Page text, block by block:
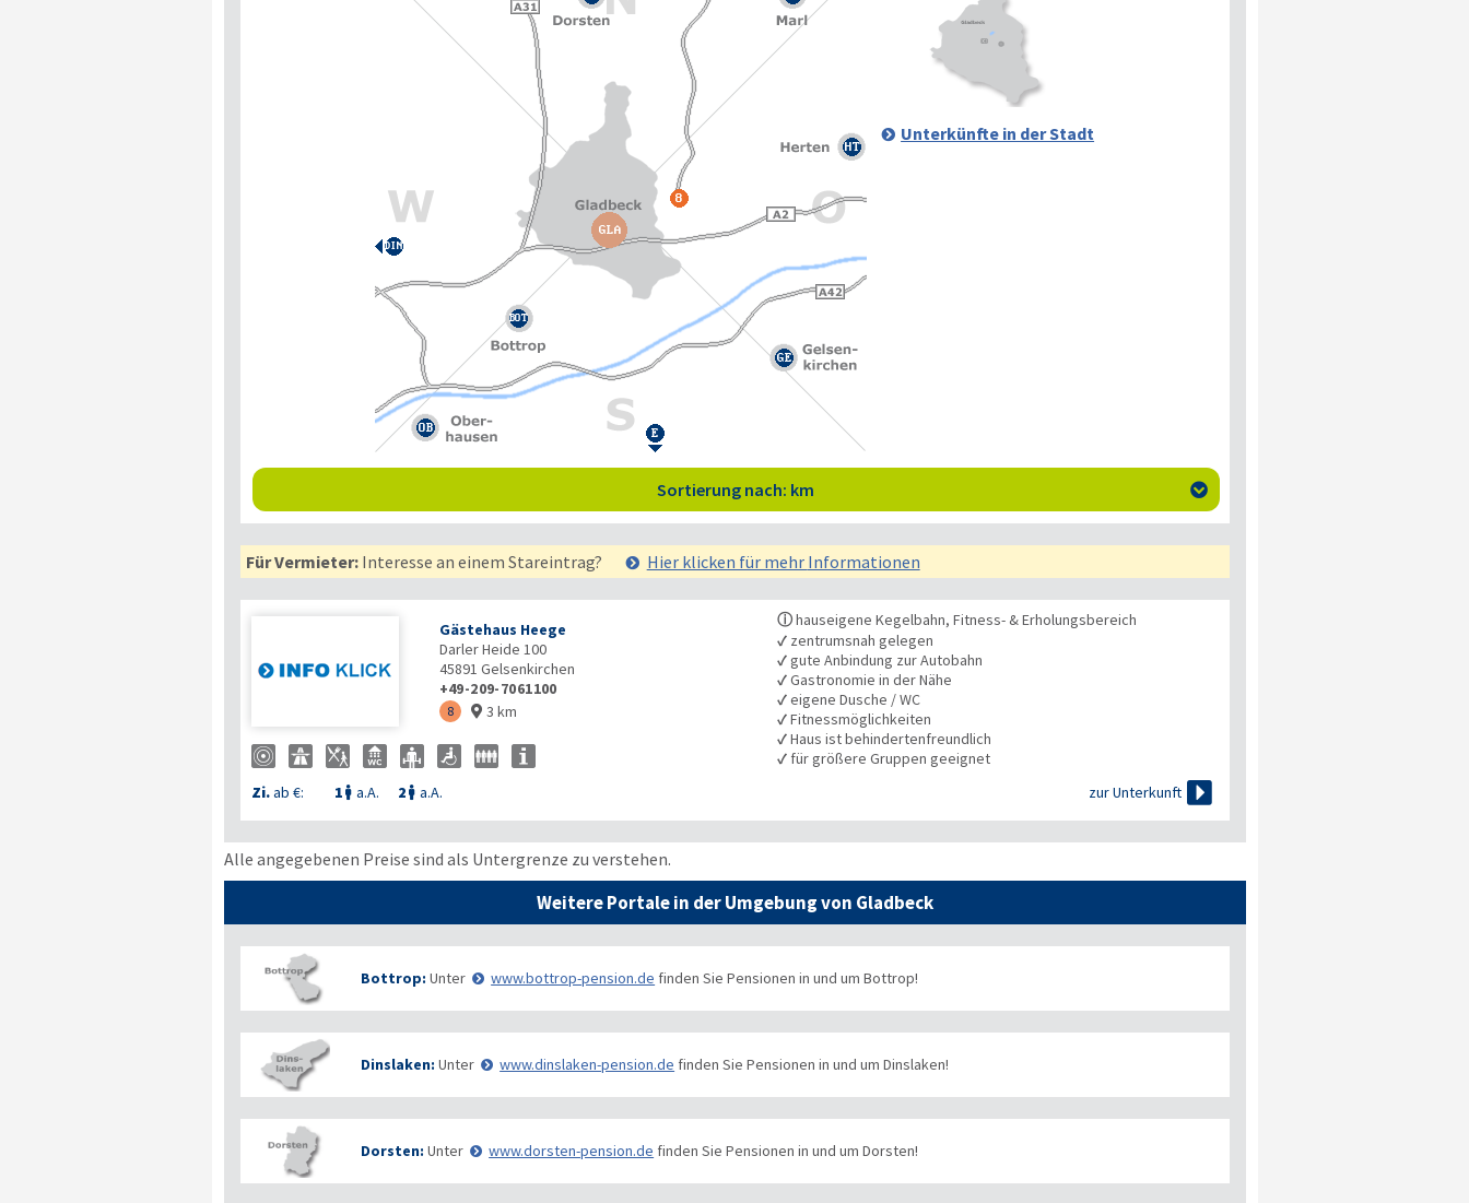
Unterkünfte in der Stadt
Sortierung nach: km 
Für Vermieter:Interesse an einem Stareintrag? Hier klicken für mehr Informationen
Gästehaus Heege
Darler Heide 100
45891 Gelsenkirchen
+49-209-7061100
8  3 km
Zi.ab €: 1  a.A. 2  a.A.
ⓘhauseigene Kegelbahn, Fitness- & Erholungsbereich
✓ zentrumsnah gelegen
✓gute Anbindung zur Autobahn
✓Gastronomie in der Nähe
✓eigene Dusche / WC
✓Fitnessmöglichkeiten
✓Haus ist behindertenfreundlich
✓ für größere Gruppen geeignet
zur Unterkunft 
Alle angegebenen Preise sind als Untergrenze zu verstehen.
Weitere Portale in der Umgebung von Gladbeck
Bottrop: Unter www.bottrop-pension.de finden Sie Pensionen in und um Bottrop!
Dinslaken: Unter www.dinslaken-pension.de finden Sie Pensionen in und um Dinslaken!
Dorsten: Unter www.dorsten-pension.de finden Sie Pensionen in und um Dorsten!